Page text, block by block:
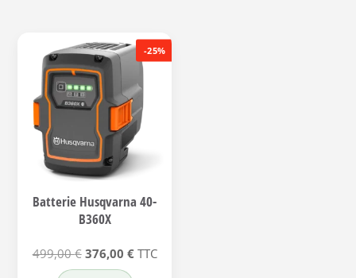
-25%
Batterie Husqvarna 40-
B360X
499,00€ Le
prix
376,00 €Le
TTC